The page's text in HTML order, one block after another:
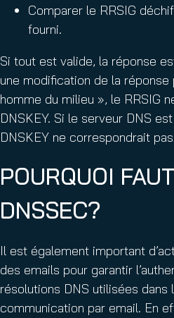
Comparer le RRSIG
fourni.
Si tout est valide, la réponse
une modification de la
homme du milieu », le RRSIG
DNSKEY. Si le serveur DNS
DNSKEY ne correspondrait
POURQUOI
DNSSEC?
Il est également important
des emails pour garantir
résolutions DNS utilisées dans
communication par email. En